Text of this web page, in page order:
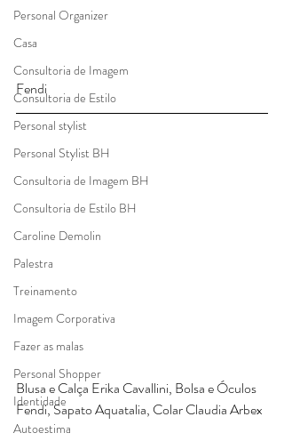
Personal Organizer
Casa
Consultoria de Imagem
Consultoria de Estilo
Personal stylist
Personal Stylist BH
Consultoria de Imagem BH
Consultoria de Estilo BH
Caroline Demolin
Palestra
Treinamento
Imagem Corporativa
Fazer as malas
Personal Shopper
Identidade
Autoestima
Fendi
Blusa e Calça Erika Cavallini, Bolsa e Óculos
Fendi, Sapato Aquatalia, Colar Claudia Arbex